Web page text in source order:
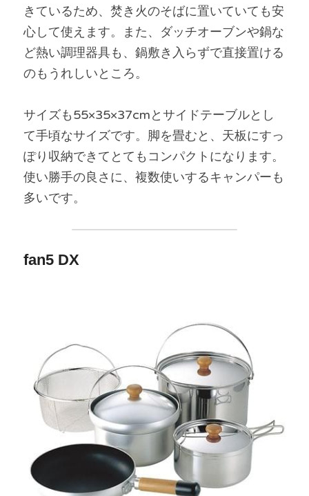
きているため、焚き火のそばに置いていても安
心して使えます。また、ダッチオーブンや鍋な
ど熱い調理器具も、鍋敷き入らずで直接置ける
のもうれしいところ。
サイズも55×35×37cmとサイドテーブルとし
て手頃なサイズです。脚を畳むと、天板にすっ
ぽり収納できてとてもコンパクトになります。
使い勝手の良さに、複数使いするキャンパーも
多いです。
fan5 DX